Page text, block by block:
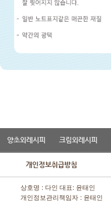
양초외레시피 크림외레시피
개인정보취급방침
상호명 : 다인 대표: 윤태인
개인정보관리책임자 : 윤태인